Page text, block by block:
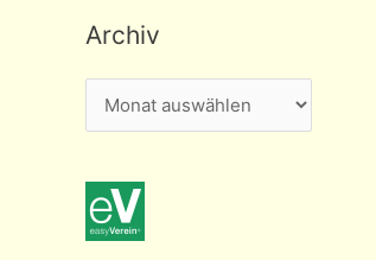
u
e
s
Archiv
r
h
i